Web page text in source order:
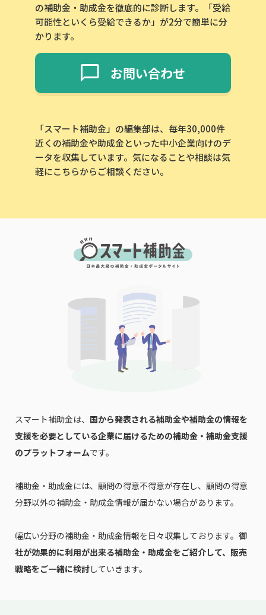
の補助金・助成金を徹底的に診断します。「受給
可能性といくら受給できるか」が2分で簡単に分
かります。
お問い合わせ
「スマート補助金」の編集部は、毎年30,000件
近くの補助金や助成金といった中小企業向けのデ
ータを収集しています。気になることや相談は気
軽にこちらからご相談ください。
スマート補助金は、 国から発表される補助金や補助金の情報を
支援を必要としている企業に届けるための補助金・補助金支援
のプラットフォームです。
補助金・助成金には、顧問の得意不得意が存在し、顧問の得意
分野以外の補助金・助成金情報が届かない場合があります。
幅広い分野の補助金・助成金情報を日々収集しております。 御
社が効果的に利用が出来る補助金・助成金をご紹介して、販売
戦略をご一緒に検討していきます。